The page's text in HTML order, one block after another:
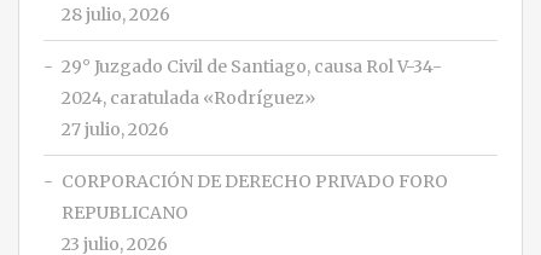
28 julio, 2026
29° Juzgado Civil de Santiago, causa Rol V-34-
2024, caratulada «Rodríguez»
27 julio, 2026
CORPORACIÓN DE DERECHO PRIVADO FORO
REPUBLICANO
23 julio, 2026